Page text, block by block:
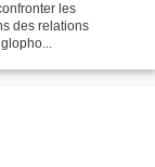
les
des relations